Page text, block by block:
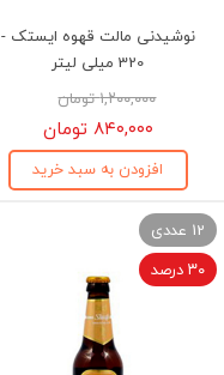
نوشیدنی مالت قهوه ایستک -
320 میلی لیتر
۱,۲۰۰,۰۰۰ تومان
۸۴۰,۰۰۰ تومان
افزودن به سبد خرید
12 عددی
۳۰ درصد